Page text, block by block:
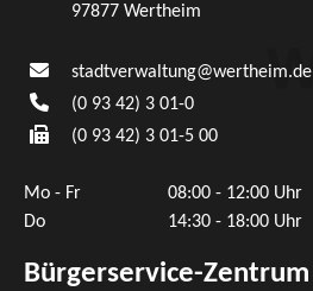
97877 Wertheim
stadtverwaltung@wertheim.de
(0 93 42) 3 01-0
(0 93 42) 3 01-5 00
Mo - Fr
08:00 - 12:00 Uhr
Do
14:30 - 18:00 Uhr
Bürgerservice-Zentrum